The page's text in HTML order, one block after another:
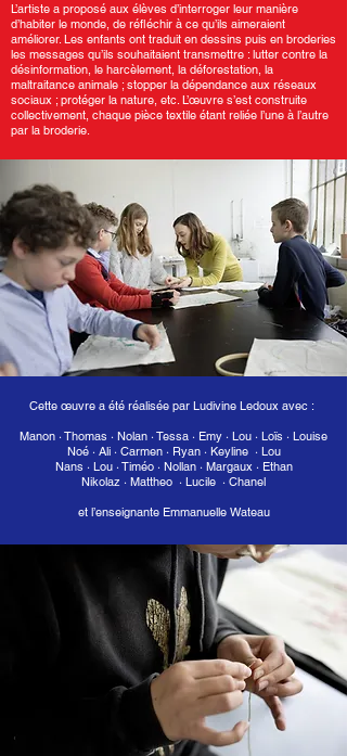
L’artiste a proposé aux élèves d’interroger leur manière
d’habiter le monde, de réﬂéchir à ce qu’ils aimeraient
améliorer. Les enfants ont traduit en dessins puis en broderies
les messages qu’ils souhaitaient transmettre : lutter contre la
désinformation, le harcèlement, la déforestation, la
maltraitance animale ; stopper la dépendance aux réseaux
sociaux ; protéger la nature, etc. L’œuvre s’est construite
collectivement, chaque pièce textile étant reliée l’une à l’autre
par la broderie.
Cette œuvre a été réalisée par Ludivine Ledoux avec :
Manon · Thomas · Nolan · Tessa · Emy · Lou · Loïs · Louise
Noé · Ali · Carmen · Ryan · Keyline · Lou
Nans · Lou · Timéo · Nollan · Margaux · Ethan
Nikolaz · Mattheo · Lucile · Chanel
et l’enseignante Emmanuelle Wateau